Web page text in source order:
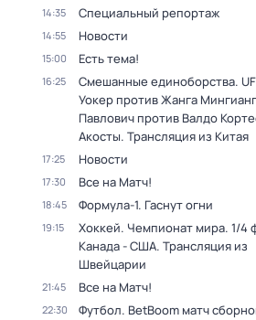
14:35 Специальный репортаж
14:55 Новости
15:00 Есть тема!
16:25
Смешанные единоборства.
Уокер против Жанга
Павлович против Валдо
Акосты. Трансляция из Китая
17:25 Новости
17:30 Все на Матч!
18:45 Формула-1. Гаснут огни
19:15
Хоккей. Чемпионат мира. 1/4
Канада - США. Трансляция из
Швейцарии
21:45 Все на Матч!
22:30
Футбол. BetBoom матч